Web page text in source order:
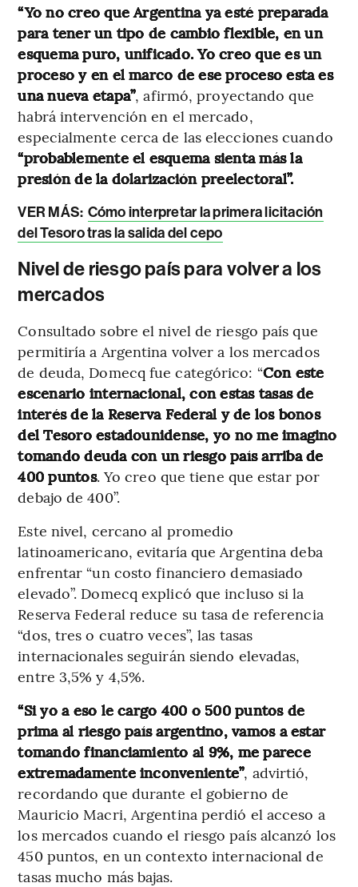
“Yo no creo que Argentina ya esté preparada
para tener un tipo de cambio flexible, en un
esquema puro, unificado. Yo creo que es un
proceso y en el marco de ese proceso esta es
una nueva etapa”, afirmó, proyectando que
habrá intervención en el mercado,
especialmente cerca de las elecciones cuando
“probablemente el esquema sienta más la
presión de la dolarización preelectoral”.
VER MÁS: Cómo interpretar la primera licitación
del Tesoro tras la salida del cepo
Nivel de riesgo país para volver a los
mercados
Consultado sobre el nivel de riesgo país que
permitiría a Argentina volver a los mercados
de deuda, Domecq fue categórico: “Con este
escenario internacional, con estas tasas de
interés de la Reserva Federal y de los bonos
del Tesoro estadounidense, yo no me imagino
tomando deuda con un riesgo país arriba de
400 puntos. Yo creo que tiene que estar por
debajo de 400”.
Este nivel, cercano al promedio
latinoamericano, evitaría que Argentina deba
enfrentar “un costo financiero demasiado
elevado”. Domecq explicó que incluso si la
Reserva Federal reduce su tasa de referencia
“dos, tres o cuatro veces”, las tasas
internacionales seguirán siendo elevadas,
entre 3,5% y 4,5%.
“Si yo a eso le cargo 400 o 500 puntos de
prima al riesgo país argentino, vamos a estar
tomando financiamiento al 9%, me parece
extremadamente inconveniente”, advirtió,
recordando que durante el gobierno de
Mauricio Macri, Argentina perdió el acceso a
los mercados cuando el riesgo país alcanzó los
450 puntos, en un contexto internacional de
tasas mucho más bajas.